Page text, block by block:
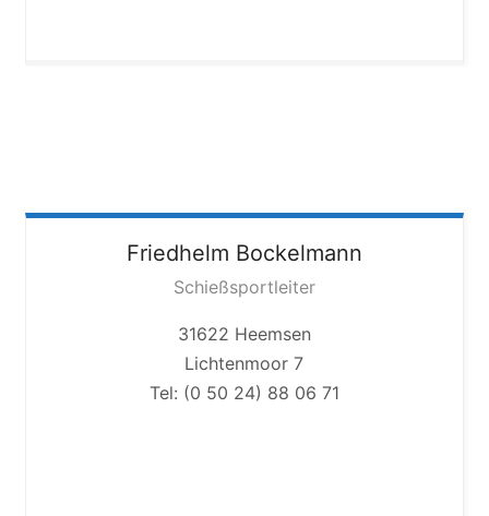
Friedhelm Bockelmann
Schießsportleiter
31622 Heemsen
Lichtenmoor 7
Tel: (0 50 24) 88 06 71